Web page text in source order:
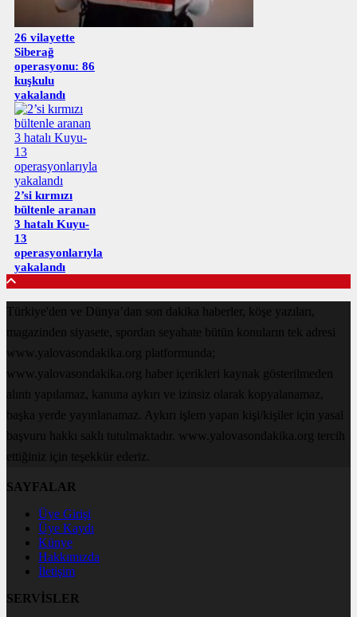
26 vilayette
Siberağ
operasyonu: 86
kuşkulu
yakalandı
2’si kırmızı
bültenle aranan
3 hatalı Kuyu-
13
operasyonlarıyla
yakalandı
Türkiye'den ve Dünya’dan son dakika haberler, köşe yazıları,
magazinden siyasete, spordan seyahate bütün konuların tek adresi
www.yalovasondakika.org platformunda;
www.yalovasondakika.org haber içerikleri kaynak gösterilmeden
alıntı yapılamaz, kanuna aykırı ve izinsiz olarak kopyalanamaz,
başka yerde yayınlanamaz. Aykırı işlem yapan kişi/kişiler için yasal
başvuru hakkı saklı tutulmaktadır. www.yalovasondakika.org tercih
ettiğiniz için teşekkür ederiz.
SAYFALAR
Üye Girişi
Üye Kaydı
Künye
Hakkımızda
İletişim
SERVİSLER